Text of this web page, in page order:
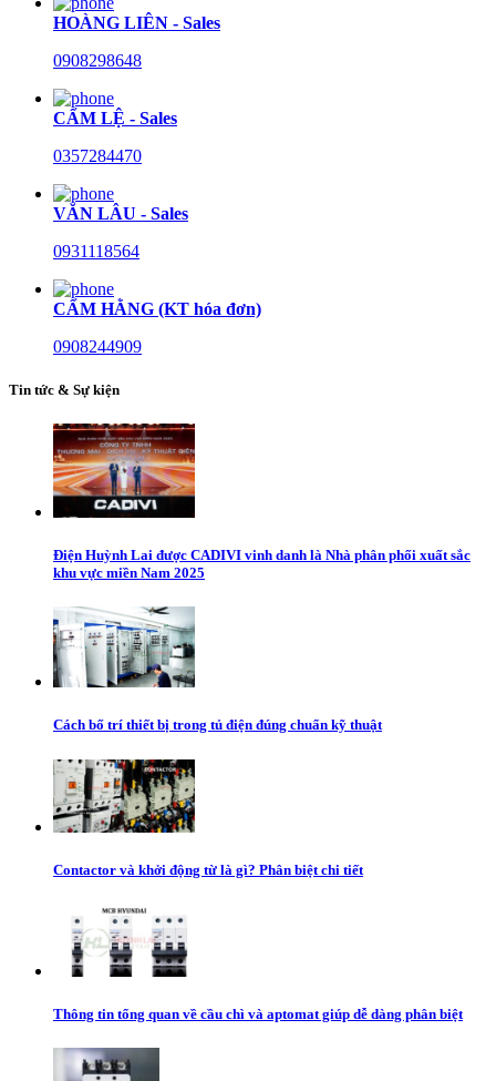
HOÀNG LIÊN - Sales
0908298648
CẨM LỆ - Sales
0357284470
VĂN LÂU - Sales
0931118564
CẨM HẰNG (KT hóa đơn)
0908244909
Tin tức & Sự kiện
Điện Huỳnh Lai được CADIVI vinh danh là Nhà phân phối xuất sắc
khu vực miền Nam 2025
Cách bố trí thiết bị trong tủ điện đúng chuẩn kỹ thuật
Contactor và khởi động từ là gì? Phân biệt chi tiết
Thông tin tổng quan về cầu chì và aptomat giúp dễ dàng phân biệt